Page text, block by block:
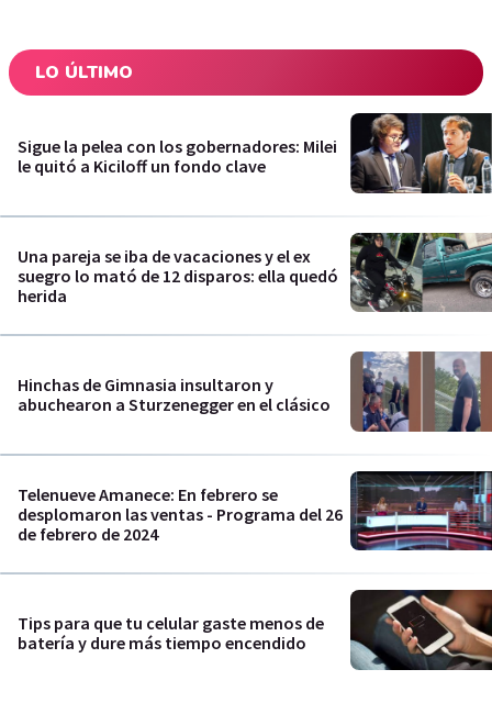
LO ÚLTIMO
Sigue la pelea con los gobernadores: Milei
le quitó a Kiciloff un fondo clave
Una pareja se iba de vacaciones y el ex
suegro lo mató de 12 disparos: ella quedó
herida
Hinchas de Gimnasia insultaron y
abuchearon a Sturzenegger en el clásico
Telenueve Amanece: En febrero se
desplomaron las ventas - Programa del 26
de febrero de 2024
Tips para que tu celular gaste menos de
batería y dure más tiempo encendido